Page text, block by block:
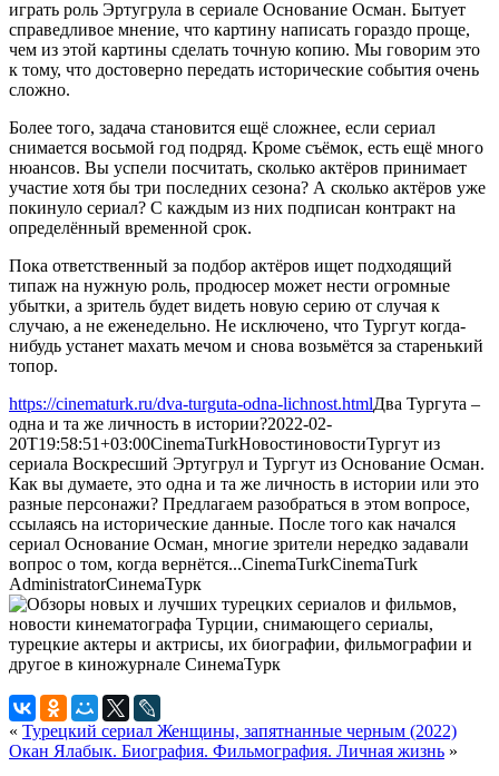
играть роль Эртугрула в сериале Основание Осман. Бытует
справедливое мнение, что картину написать гораздо проще,
чем из этой картины сделать точную копию. Мы говорим это
к тому, что достоверно передать исторические события очень
сложно.
Более того, задача становится ещё сложнее, если сериал
снимается восьмой год подряд. Кроме съёмок, есть ещё много
нюансов. Вы успели посчитать, сколько актёров принимает
участие хотя бы три последних сезона? А сколько актёров уже
покинуло сериал? С каждым из них подписан контракт на
определённый временной срок.
Пока ответственный за подбор актёров ищет подходящий
типаж на нужную роль, продюсер может нести огромные
убытки, а зритель будет видеть новую серию от случая к
случаю, а не еженедельно. Не исключено, что Тургут когда-
нибудь устанет махать мечом и снова возьмётся за старенький
топор.
https://cinematurk.ru/dva-turguta-odna-lichnost.htmlДва Тургута –
одна и та же личность в истории?2022-02-
20T19:58:51+03:00CinemaTurkНовостиновостиТургут из
сериала Воскресший Эртугрул и Тургут из Основание Осман.
Как вы думаете, это одна и та же личность в истории или это
разные персонажи? Предлагаем разобраться в этом вопросе,
ссылаясь на исторические данные. После того как начался
сериал Основание Осман, многие зрители нередко задавали
вопрос о том, когда вернётся...CinemaTurkCinemaTurk
AdministratorСинемаТурк
« Турецкий сериал Женщины, запятнанные черным (2022)
Окан Ялабык. Биография. Фильмография. Личная жизнь »